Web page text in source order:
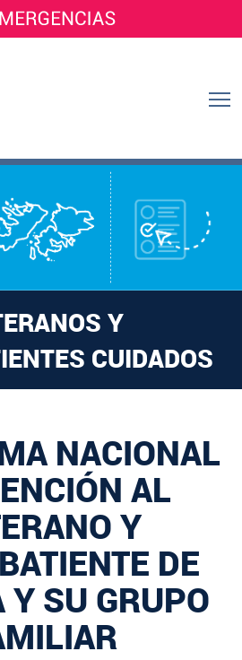
Y
CUIDADOS
NACIONAL
AL
Y
DE
Y SU GRUPO